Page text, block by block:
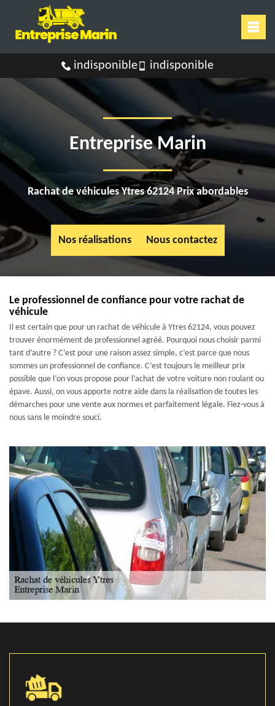
indisponible indisponible
Entreprise Marin
Rachat de véhicules Ytres 62124 Prix abordables
Nos réalisations Nous contactez
Le professionnel de confiance pour votre rachat de
véhicule
Il est certain que pour un rachat de véhicule à Ytres 62124, vous pouvez
trouver énormément de professionnel agréé. Pourquoi nous choisir parmi
tant d’autre ? C’est pour une raison assez simple, c’est parce que nous
sommes un professionnel de confiance. C’est toujours le meilleur prix
possible que l’on vous propose pour l’achat de votre voiture non roulant ou
épave. Aussi, on vous apporte notre aide dans la réalisation de toutes les
démarches pour une vente aux normes et parfaitement légale. Fiez-vous à
nous sans le moindre souci.